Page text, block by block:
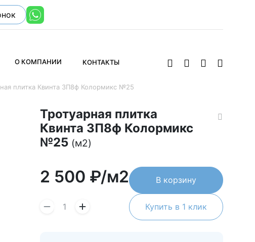
О КОМПАНИИ КОНТАКТЫ
плитка Квинта 3П8ф Колормикс №25
Тротуарная плитка
Квинта 3П8ф Колормикс
№25 (м2)
2 500 ₽/м2 В корзину
Купить в 1 клик